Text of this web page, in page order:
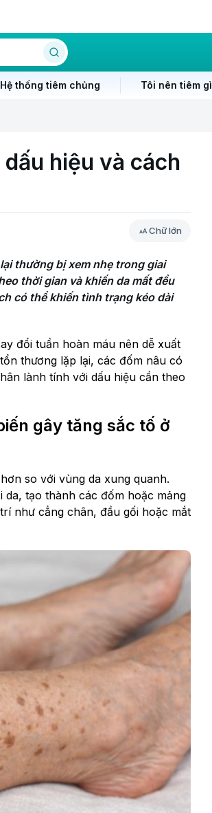
Hệ thống tiêm chủng Tôi nên tiêm gì
hiệu và cách
Chữ lớn
thường bị xem nhẹ trong giai
thời gian và khiến da mất đều
có thể khiến tình trạng kéo dài
đổi tuần hoàn máu nên dễ xuất
thương lặp lại, các đốm nâu có
lành tính với dấu hiệu cần theo
gây tăng sắc tố ở
so với vùng da xung quanh.
tạo thành các đốm hoặc mảng
như cẳng chân, đầu gối hoặc mắt